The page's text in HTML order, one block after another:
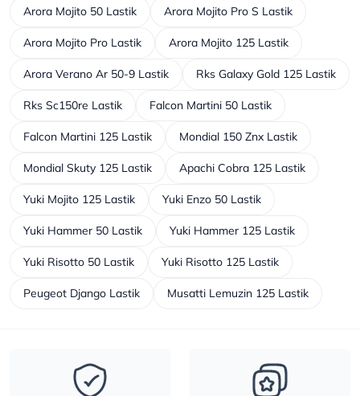
Arora Mojito 50 Lastik Arora Mojito Pro S Lastik
Arora Mojito Pro Lastik Arora Mojito 125 Lastik
Arora Verano Ar 50-9 Lastik Rks Galaxy Gold 125 Lastik
Rks Sc150re Lastik Falcon Martini 50 Lastik
Falcon Martini 125 Lastik Mondial 150 Znx Lastik
Mondial Skuty 125 Lastik Apachi Cobra 125 Lastik
Yuki Mojito 125 Lastik Yuki Enzo 50 Lastik
Yuki Hammer 50 Lastik Yuki Hammer 125 Lastik
Yuki Risotto 50 Lastik Yuki Risotto 125 Lastik
Peugeot Django Lastik Musatti Lemuzin 125 Lastik